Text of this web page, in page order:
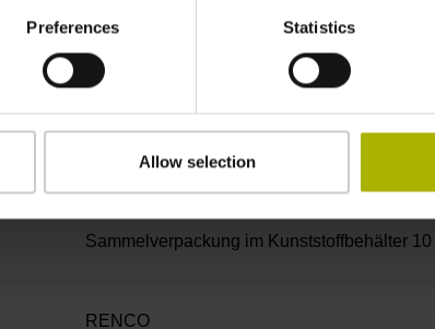
Preferences Statistics
Allow selection
ohne Kappe
Schraube 2x 2-56 UNC x 5,25 mm T8-Torx
Sammelverpackung im Kunststoffbehälter 10
RENCO